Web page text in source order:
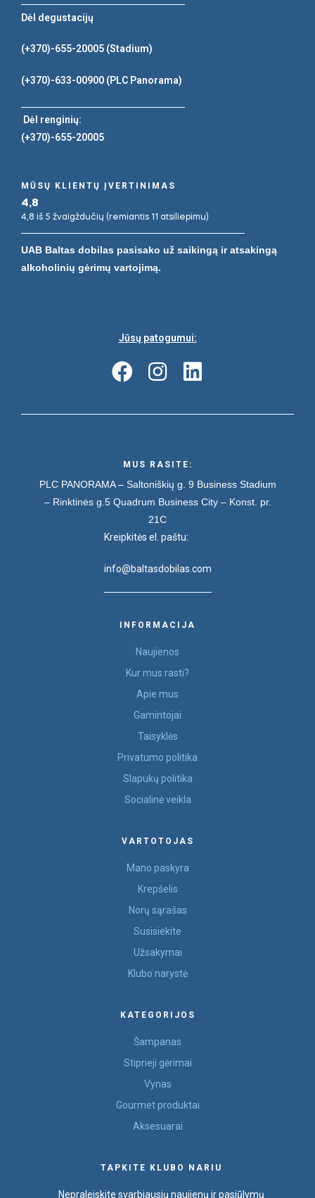
Dėl degustacijų
(+370)-655-20005 (Stadium)
(+370)-633-00900 (PLC Panorama)
Dėl renginių:
(+370)-655-20005
MŪSŲ KLIENTŲ ĮVERTINIMAS
4,8
4,8 iš 5 žvaigždučių (remiantis 11 atsiliepimu)
UAB Baltas dobilas pasisako už saikingą ir atsakingą
alkoholinių gėrimų vartojimą.
Jūsų patogumui:
MUS RASITE:
PLC PANORAMA – Saltoniškių g. 9 Business Stadium
– Rinktinės g.5 Quadrum Business City – Konst. pr.
21C
Kreipkitės el. paštu:
info@baltasdobilas.com
INFORMACIJA
Naujienos
Kur mus rasti?
Apie mus
Gamintojai
Taisyklės
Privatumo politika
Slapukų politika
Socialinė veikla
VARTOTOJAS
Mano paskyra
Krepšelis
Norų sąrašas
Susisiekite
Užsakymai
Klubo narystė
KATEGORIJOS
Šampanas
Stiprieji gėrimai
Vynas
Gourmet produktai
Aksesuarai
TAPKITE KLUBO NARIU
Nepraleiskite svarbiausių naujienų ir pasiūlymų